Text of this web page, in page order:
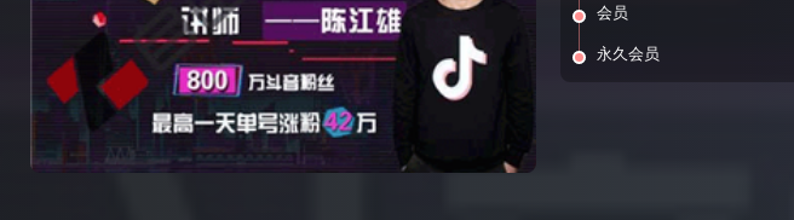
会员
永久会员